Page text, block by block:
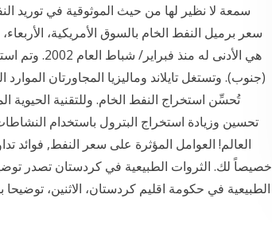
سمعة لا نظير لها من حيث الموثوقية في توريد
هي الأدنى له
(جنوب). وتستغل تايلاند وماليزيا المجاورتان الموارد
تُحسِّن استخراج النفط الخام. وللتقنية
تحسين وزيادة استخراج البترول باستخدام
العالم! العوامل المؤثرة على سعر النفط, فوائد
خصيصاً لك. الثروات الطبيعية في كردستان تصدر
الطبيعية في حكومة اقليم كردستان، الاثنين،